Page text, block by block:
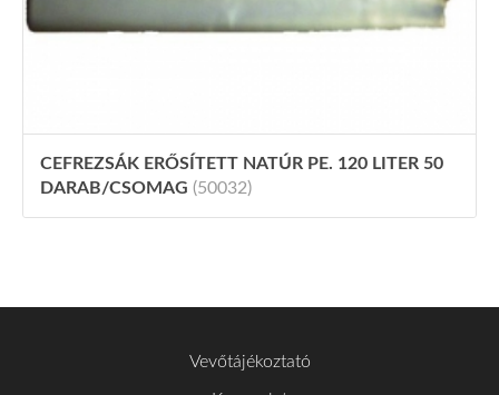
CEFREZSÁK ERŐSÍTETT NATÚR PE. 120 LITER 50
DARAB/CSOMAG (50032)
Vevőtájékoztató